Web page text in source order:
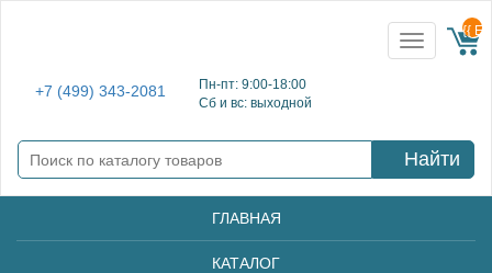
+7 (499) 343-2081
Пн-пт: 9:00-18:00
Сб и вс: выходной
Toggle
navigation
{{
Найти
ГЛАВНАЯ
КАТАЛОГ